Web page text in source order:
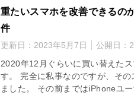
重たいスマホを改善できるの
件
更新日： 2023年5月7日 公開日：
2020年12月ぐらいに買い替えた
す。 完全に私事なのですが、そ
ました。 その前まではiPhoneユ